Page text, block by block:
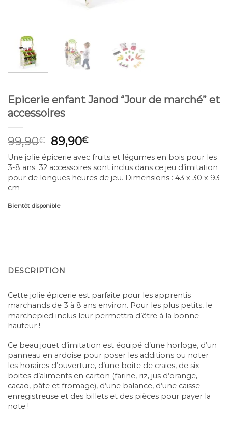
Epicerie enfant Janod “Jour de marché” et
accessoires
99,90€
Original
price
was:
99,90€.
89,90€Current
price
is:
89,90€.
Une jolie épicerie avec fruits et légumes en bois pour les
3-8 ans. 32 accessoires sont inclus dans ce jeu d’imitation
pour de longues heures de jeu. Dimensions : 43 x 30 x 93
cm
Bientôt disponible
DESCRIPTION
Cette jolie épicerie est parfaite pour les apprentis
marchands de 3 à 8 ans environ. Pour les plus petits, le
marchepied inclus leur permettra d’être à la bonne
hauteur !
Ce beau jouet d’imitation est équipé d’une horloge, d’un
panneau en ardoise pour poser les additions ou noter
les horaires d’ouverture, d’une boite de craies, de six
boites d’aliments en carton (farine, riz, jus d’orange,
cacao, pâte et fromage), d’une balance, d’une caisse
enregistreuse et des billets et des pièces pour payer la
note !